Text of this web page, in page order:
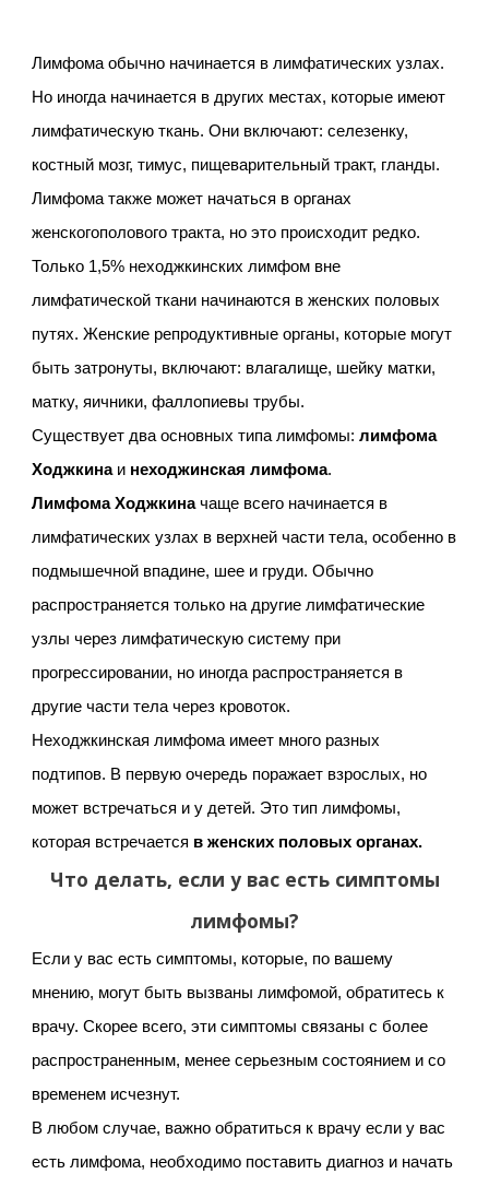
Лимфома обычно начинается в лимфатических узлах.
Но иногда начинается в других местах, которые имеют
лимфатическую ткань. Они включают: селезенку,
костный мозг, тимус, пищеварительный тракт, гланды.
Лимфома также может начаться в органах
женскогополового тракта, но это происходит редко.
Только 1,5% неходжкинских лимфом вне
лимфатической ткани начинаются в женских половых
путях. Женские репродуктивные органы, которые могут
быть затронуты, включают: влагалище, шейку матки,
матку, яичники, фаллопиевы трубы.
Существует два основных типа лимфомы:лимфома
Ходжкинаи неходжинская лимфома.
Лимфома Ходжкиначаще всего начинается в
лимфатических узлах в верхней части тела, особенно в
подмышечной впадине, шее и груди. Обычно
распространяется только на другие лимфатические
узлы через лимфатическую систему при
прогрессировании, но иногда распространяется в
другие части тела через кровоток.
Неходжкинская лимфома имеет много разных
подтипов. В первую очередь поражает взрослых, но
может встречаться и у детей. Это тип лимфомы,
которая встречается в женских половых органах.
Что делать, если у вас есть симптомы
лимфомы?
Если у вас есть симптомы, которые, по вашему
мнению, могут быть вызваны лимфомой, обратитесь к
врачу. Скорее всего, эти симптомы связаны с более
распространенным, менее серьезным состоянием и со
временем исчезнут.
В любом случае, важно обратиться к врачу если у вас
есть лимфома, необходимо поставить диагноз и начать